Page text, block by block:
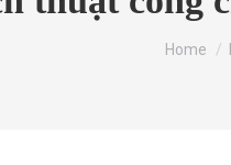
You are
Home